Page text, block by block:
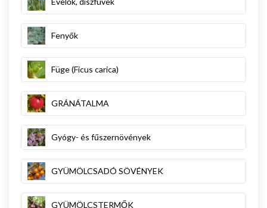
Fenyők
Füge (Ficus carica)
GRÁNÁTALMA
Gyógy- és fűszernövények
GYÜMÖLCSADÓ SÖVÉNYEK
GYÜMÖLCSTERMŐK